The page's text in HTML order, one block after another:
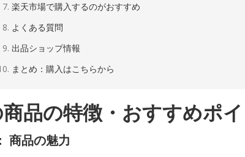
楽天市場で購入するのがおすすめ
よくある質問
出品ショップ情報
まとめ：購入はこちらから
品の特徴・おすすめポイ
商品の魅力